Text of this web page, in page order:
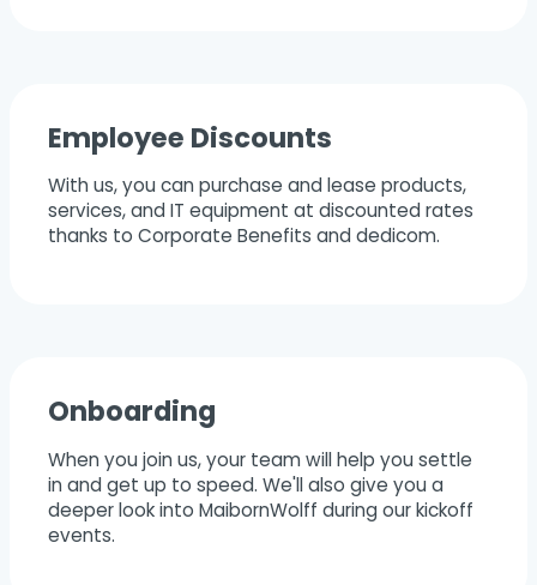
Employee Discounts
With us, you can purchase and lease products,
services, and IT equipment at discounted rates
thanks to Corporate Benefits and dedicom.
Onboarding
When you join us, your team will help you settle
in and get up to speed. We'll also give you a
deeper look into MaibornWolff during our kickoff
events.